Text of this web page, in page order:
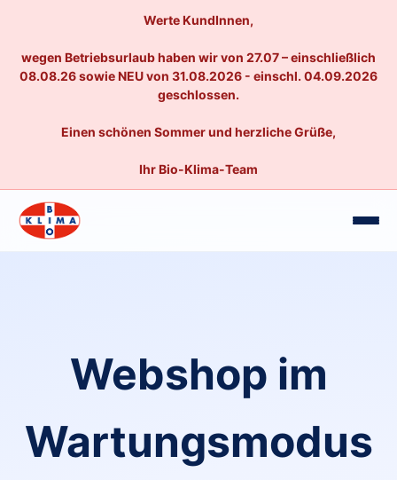
Werte KundInnen,
wegen Betriebsurlaub haben wir von 27.07 – einschließlich
08.08.26 sowie NEU von 31.08.2026 - einschl. 04.09.2026
geschlossen.
Einen schönen Sommer und herzliche Grüße,
Ihr Bio-Klima-Team
Webshop im
Wartungsmodus